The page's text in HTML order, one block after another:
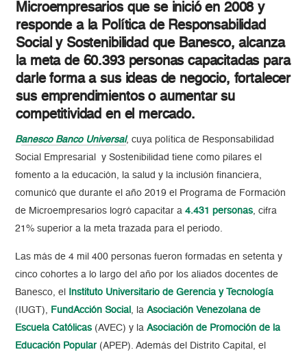
Microempresarios que se inició en 2008 y
responde a la Política de Responsabilidad
Social y Sostenibilidad que Banesco, alcanza
la meta de 60.393 personas capacitadas para
darle forma a sus ideas de negocio, fortalecer
sus emprendimientos o aumentar su
competitividad en el mercado.
Banesco Banco Universal, cuya política de Responsabilidad
Social Empresarial y Sostenibilidad tiene como pilares el
fomento a la educación, la salud y la inclusión financiera,
comunicó que durante el año 2019 el Programa de Formación
de Microempresarios logró capacitar a4.431 personas, cifra
21% superior a la meta trazada para el periodo.
Las más de 4 mil 400 personas fueron formadas en setenta y
cinco cohortes a lo largo del año por los aliados docentes de
Banesco, el
Instituto Universitario de Gerencia y Tecnología
(IUGT), FundAcción Social , laAsociación Venezolana de
Escuela Católicas (AVEC) y laAsociación de Promoción de la
Educación Popular (APEP). Además del Distrito Capital, el